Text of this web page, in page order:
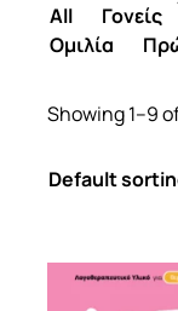
All Γονείς
Ομιλία
Showing 1–9